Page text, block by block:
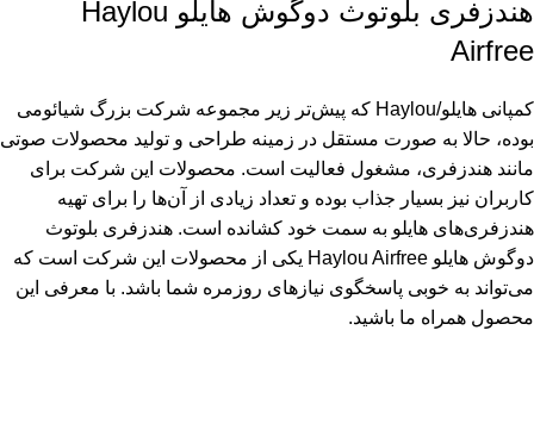
هندزفری بلوتوث دوگوش هایلو Haylou
Airfree
کمپانی هایلو/Haylou که پیش‌تر زیر مجموعه شرکت بزرگ شیائومی
بوده، حالا به صورت مستقل در زمینه طراحی و تولید محصولات صوتی
مانند هندزفری، مشغول فعالیت است. محصولات این شرکت برای
کاربران نیز بسیار جذاب بوده و تعداد زیادی از آن‌ها را برای تهیه
هندزفری‌های هایلو به سمت خود کشانده است. هندزفری بلوتوث
دوگوش هایلو Haylou Airfree یکی از محصولات این شرکت است که
می‌تواند به خوبی پاسخگوی نیازهای روزمره شما باشد. با معرفی این
محصول همراه ما باشید.